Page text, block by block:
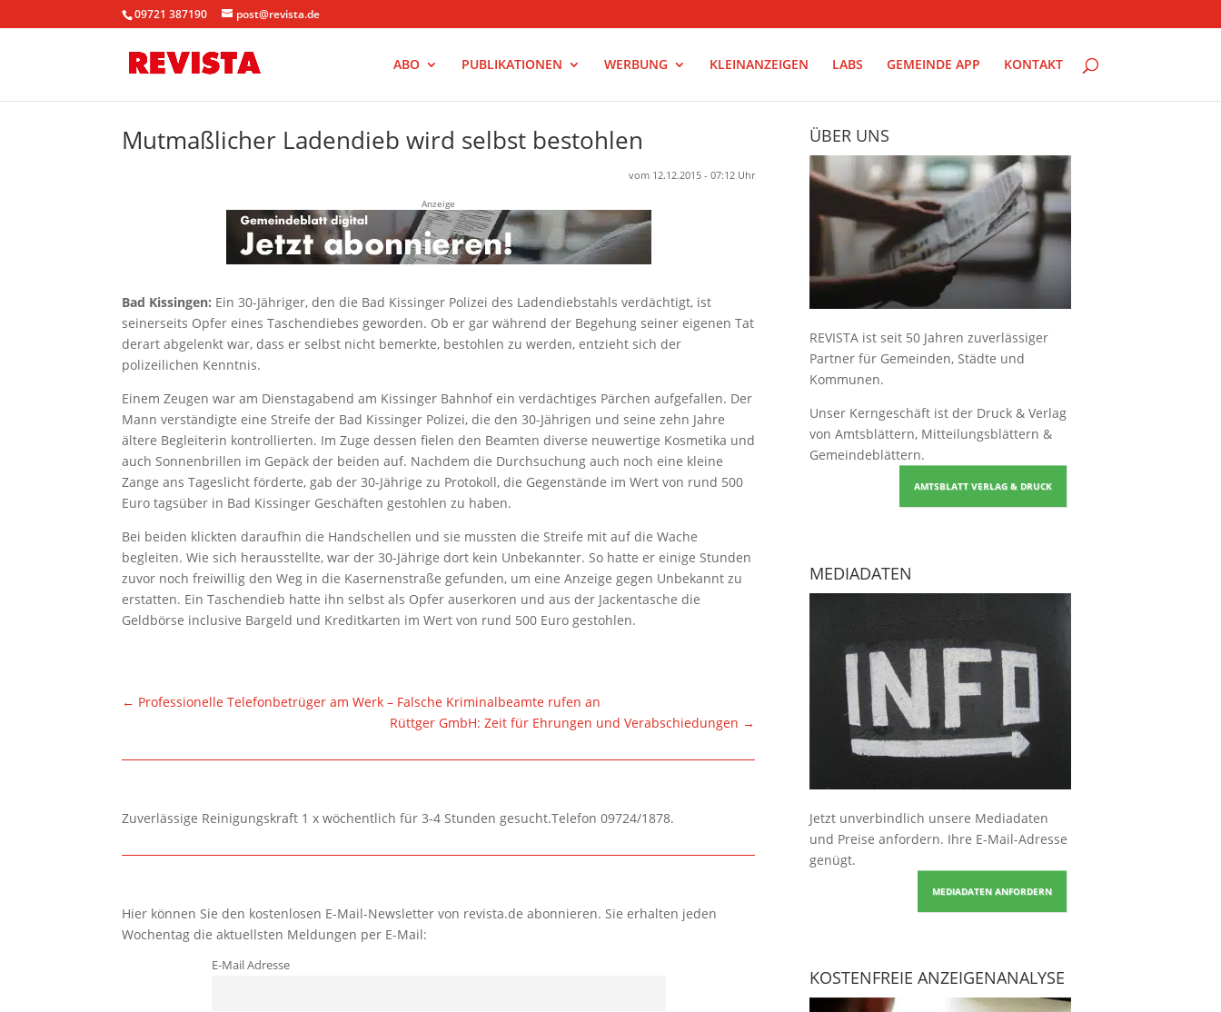
09721 387190 post@revista.de
ABO PUBLIKATIONEN WERBUNG KLEINANZEIGEN LABS GEMEINDE APP KONTAKT
Mutmaßlicher Ladendieb wird selbst bestohlen
vom 12.12.2015 - 07:12 Uhr
Anzeige
Bad Kissingen: Ein 30-Jähriger, den die Bad Kissinger Polizei des Ladendiebstahls verdächtigt, ist
seinerseits Opfer eines Taschendiebes geworden. Ob er gar während der Begehung seiner eigenen Tat
derart abgelenkt war, dass er selbst nicht bemerkte, bestohlen zu werden, entzieht sich der
polizeilichen Kenntnis.
Einem Zeugen war am Dienstagabend am Kissinger Bahnhof ein verdächtiges Pärchen aufgefallen. Der
Mann verständigte eine Streife der Bad Kissinger Polizei, die den 30-Jährigen und seine zehn Jahre
ältere Begleiterin kontrollierten. Im Zuge dessen fielen den Beamten diverse neuwertige Kosmetika und
auch Sonnenbrillen im Gepäck der beiden auf. Nachdem die Durchsuchung auch noch eine kleine
Zange ans Tageslicht förderte, gab der 30-Jährige zu Protokoll, die Gegenstände im Wert von rund 500
Euro tagsüber in Bad Kissinger Geschäften gestohlen zu haben.
Bei beiden klickten daraufhin die Handschellen und sie mussten die Streife mit auf die Wache
begleiten. Wie sich herausstellte, war der 30-Jährige dort kein Unbekannter. So hatte er einige Stunden
zuvor noch freiwillig den Weg in die Kasernenstraße gefunden, um eine Anzeige gegen Unbekannt zu
erstatten. Ein Taschendieb hatte ihn selbst als Opfer auserkoren und aus der Jackentasche die
Geldbörse inclusive Bargeld und Kreditkarten im Wert von rund 500 Euro gestohlen.
← Professionelle Telefonbetrüger am Werk – Falsche Kriminalbeamte rufen an
Rüttger GmbH: Zeit für Ehrungen und Verabschiedungen →
Zuverlässige Reinigungskraft 1 x wöchentlich für 3-4 Stunden gesucht.Telefon 09724/1878.
Hier können Sie den kostenlosen E-Mail-Newsletter von revista.de abonnieren. Sie erhalten jeden
Wochentag die aktuellsten Meldungen per E-Mail:
E-Mail Adresse
ÜBER UNS
REVISTA ist seit 50 Jahren zuverlässiger
Partner für Gemeinden, Städte und
Kommunen.
Unser Kerngeschäft ist der Druck & Verlag
von Amtsblättern, Mitteilungsblättern &
Gemeindeblättern.
AMTSBLATT VERLAG & DRUCK
MEDIADATEN
Jetzt unverbindlich unsere Mediadaten
und Preise anfordern. Ihre E-Mail-Adresse
genügt.
MEDIADATEN ANFORDERN
KOSTENFREIE ANZEIGENANALYSE